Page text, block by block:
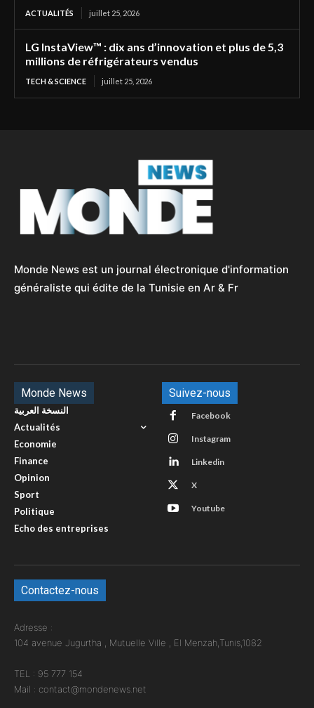
ACTUALITÉS juillet 25, 2026
LG InstaView™ : dix ans d’innovation et plus de 5,3
millions de réfrigérateurs vendus
TECH & SCIENCE juillet 25, 2026
Monde News est un journal électronique d'information
généraliste qui édite de la Tunisie en Ar & Fr
Monde News
النسخة العربية
Actualités
Economie
Finance
Opinion
Sport
Politique
Echo des entreprises
Suivez-nous
Facebook
Instagram
Linkedin
X
Youtube
Contactez-nous
Adresse :
104 avenue Jugurtha , Mutuelle Ville , El Menzah,Tunis,1082
TEL : 95 777 154
Mail : contact@mondenews.net